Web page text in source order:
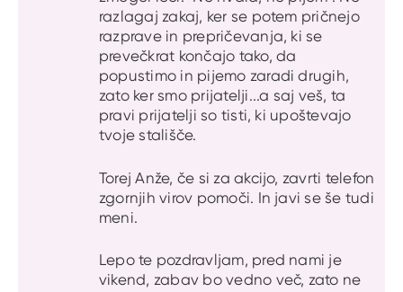
razlagaj zakaj, ker se potem pričnejo
razprave in prepričevanja, ki se
prevečkrat končajo tako, da
popustimo in pijemo zaradi drugih,
zato ker smo prijatelji...a saj veš, ta
pravi prijatelji so tisti, ki upoštevajo
tvoje stališče.
Torej Anže, če si za akcijo, zavrti telefon
zgornjih virov pomoči. In javi se še tudi
meni.
Lepo te pozdravljam, pred nami je
vikend, zabav bo vedno več, zato ne